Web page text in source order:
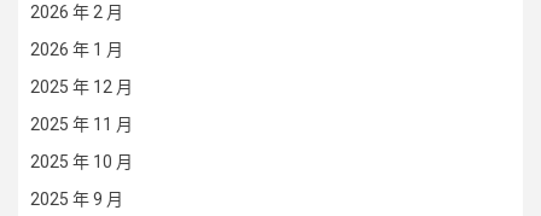
2026 年 2 月
2026 年 1 月
2025 年 12 月
2025 年 11 月
2025 年 10 月
2025 年 9 月